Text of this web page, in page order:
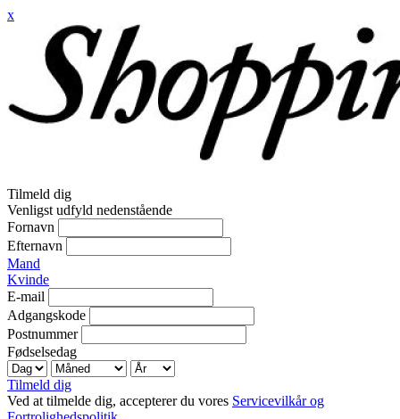
x
Tilmeld dig
Venligst udfyld nedenstående
Fornavn
Efternavn
Mand
Kvinde
E-mail
Adgangskode
Postnummer
Fødselsedag
Tilmeld dig
Ved at tilmelde dig, accepterer du vores Servicevilkår og